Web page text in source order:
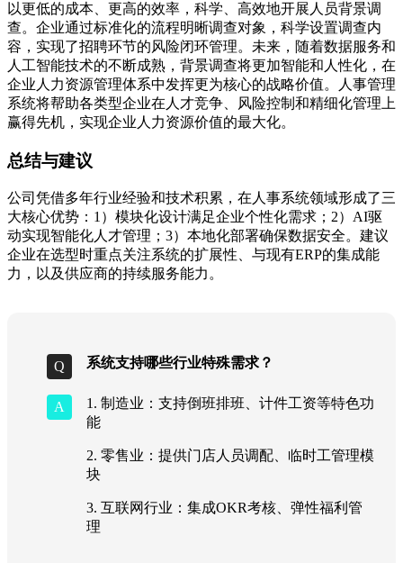
以更低的成本、更高的效率，科学、高效地开展人员背景调
查。企业通过标准化的流程明晰调查对象，科学设置调查内
容，实现了招聘环节的风险闭环管理。未来，随着数据服务和
人工智能技术的不断成熟，背景调查将更加智能和人性化，在
企业人力资源管理体系中发挥更为核心的战略价值。人事管理
系统将帮助各类型企业在人才竞争、风险控制和精细化管理上
赢得先机，实现企业人力资源价值的最大化。
总结与建议
公司凭借多年行业经验和技术积累，在人事系统领域形成了三
大核心优势：1）模块化设计满足企业个性化需求；2）AI驱
动实现智能化人才管理；3）本地化部署确保数据安全。建议
企业在选型时重点关注系统的扩展性、与现有ERP的集成能
力，以及供应商的持续服务能力。
系统支持哪些行业特殊需求？
1. 制造业：支持倒班排班、计件工资等特色功
能
2. 零售业：提供门店人员调配、临时工管理模
块
3. 互联网行业：集成OKR考核、弹性福利管
理